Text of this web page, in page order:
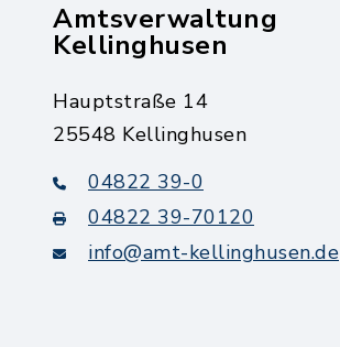
Amtsverwaltung
Kellinghusen
Hauptstraße 14
25548 Kellinghusen
04822 39-0
04822 39-70120
info@amt-kellinghusen.de